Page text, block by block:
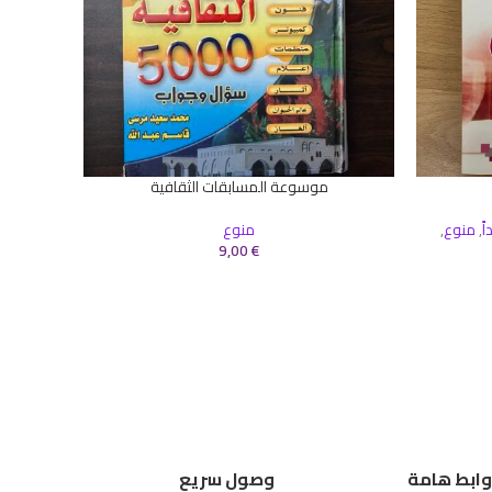
,منوع,
إضافة إلى السلةموسوعة المسابقات الثقافية
منوع
9,00€
هامة وصول سريع